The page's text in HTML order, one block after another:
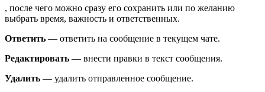
, после чего можно сразу его сохранить или по желанию
выбрать время, важность и ответственных.
Ответить — ответить на сообщение в текущем чате.
Редактировать — внести правки в текст сообщения.
Удалить — удалить отправленное сообщение.